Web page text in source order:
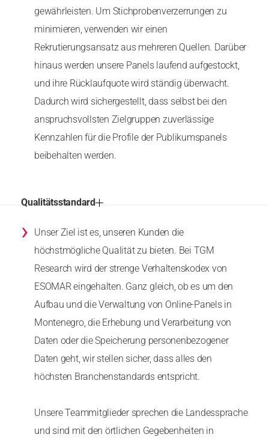
gewährleisten. Um Stichprobenverzerrungen zu
minimieren, verwenden wir einen
Rekrutierungsansatz aus mehreren Quellen. Darüber
hinaus werden unsere Panels laufend aufgestockt,
und ihre Rücklaufquote wird ständig überwacht.
Dadurch wird sichergestellt, dass selbst bei den
anspruchsvollsten Zielgruppen zuverlässige
Kennzahlen für die Profile der Publikumspanels
beibehalten werden.
Qualitätsstandard
›
Unser Ziel ist es, unseren Kunden die
höchstmögliche Qualität zu bieten. Bei TGM
Research wird der strenge Verhaltenskodex von
ESOMAR eingehalten. Ganz gleich, ob es um den
Aufbau und die Verwaltung von Online-Panels in
Montenegro, die Erhebung und Verarbeitung von
Daten oder die Speicherung personenbezogener
Daten geht, wir stellen sicher, dass alles den
höchsten Branchenstandards entspricht.
Unsere Teammitglieder sprechen die Landessprache
und sind mit den örtlichen Gegebenheiten in